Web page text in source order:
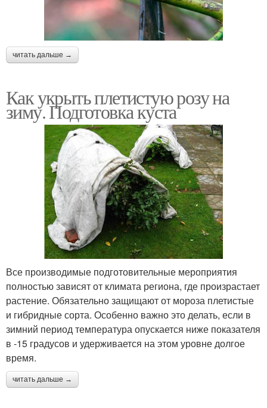
читать дальше →
Как укрыть плетистую розу на
зиму. Подготовка куста
Все производимые подготовительные мероприятия
полностью зависят от климата региона, где произрастает
растение. Обязательно защищают от мороза плетистые
и гибридные сорта. Особенно важно это делать, если в
зимний период температура опускается ниже показателя
в -15 градусов и удерживается на этом уровне долгое
время.
читать дальше →